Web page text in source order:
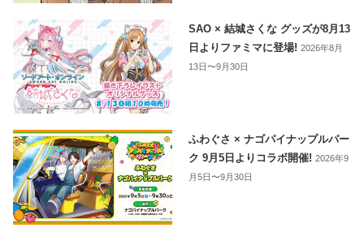
SAO × 結城さくな グッズが8月13
日よりファミマに登場!2026年8月
13日〜9月30日
ふわぐさ × ナゴパイナップルパー
ク 9月5日よりコラボ開催!2026年9
月5日〜9月30日